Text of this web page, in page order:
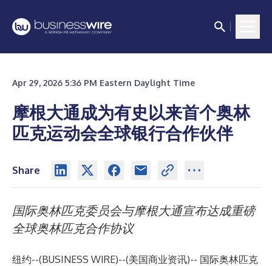
Apr 29, 2026 5:36 PM Eastern Daylight Time
摩根大通成为有史以来首个奥林
匹克运动会全球银行合作伙伴
Share
国际奥林匹克委员会与摩根大通宣布达成重磅
全球奥林匹克合作协议
纽约--(BUSINESS WIRE)--(美国商业资讯)-- 国际奥林匹克